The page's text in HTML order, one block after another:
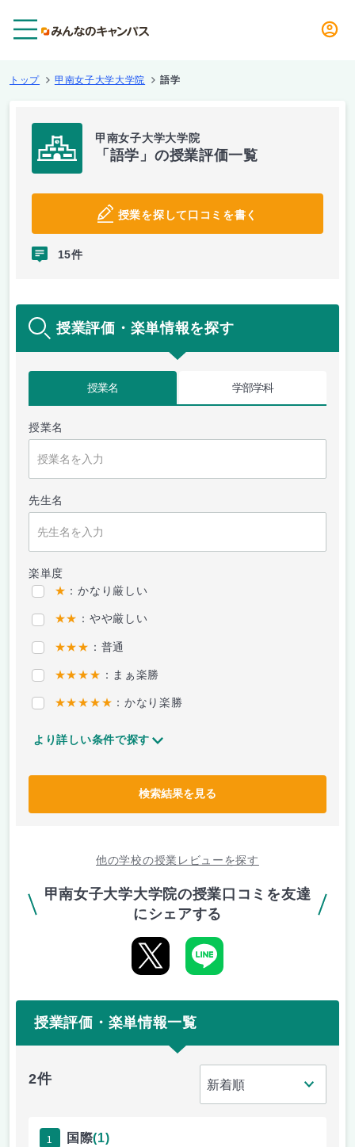
トップ 甲南女子大学大学院 語学
甲南女子大学大学院
「語学」の授業評価一覧
授業を探して口コミを書く
15件
授業評価・楽単情報を探す
授業名 学部学科
授業名
先生名
楽単度
★ ：かなり厳しい
★★ ：やや厳しい
★★★ ：普通
★★★★ ：まぁ楽勝
★★★★★ ：かなり楽勝
より詳しい条件で探す
検索結果を見る
他の学校の授業レビューを探す
甲南女子大学大学院の授業口コミを友達
にシェアする
授業評価・楽単情報一覧
2件
1 国際(1)